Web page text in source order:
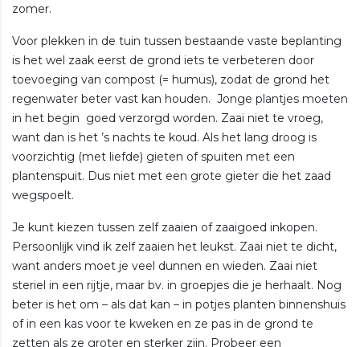
zomer.
Voor plekken in de tuin tussen bestaande vaste beplanting
is het wel zaak eerst de grond iets te verbeteren door
toevoeging van compost (= humus), zodat de grond het
regenwater beter vast kan houden. Jonge plantjes moeten
in het begin goed verzorgd worden. Zaai niet te vroeg,
want dan is het ’s nachts te koud. Als het lang droog is
voorzichtig (met liefde) gieten of spuiten met een
plantenspuit. Dus niet met een grote gieter die het zaad
wegspoelt.
Je kunt kiezen tussen zelf zaaien of zaaigoed inkopen.
Persoonlijk vind ik zelf zaaien het leukst. Zaai niet te dicht,
want anders moet je veel dunnen en wieden. Zaai niet
steriel in een rijtje, maar bv. in groepjes die je herhaalt. Nog
beter is het om – als dat kan – in potjes planten binnenshuis
of in een kas voor te kweken en ze pas in de grond te
zetten als ze groter en sterker zijn. Probeer een